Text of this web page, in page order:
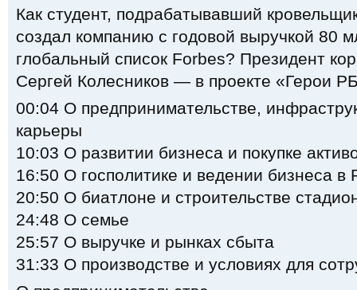
Как студент, подрабатывавший
создал компанию с годовой выручкой 80
глобальный список Forbes? Президент
Сергей Колесников — в проекте «Герои
00:04 О предпринимательстве,
карьеры
10:03 О развитии бизнеса и покупке
16:50 О госполитике и ведении бизнеса в
20:50 О биатлоне и строительстве
24:48 О семье
25:57 О выручке и рынках сбыта
31:33 О производстве и условиях для